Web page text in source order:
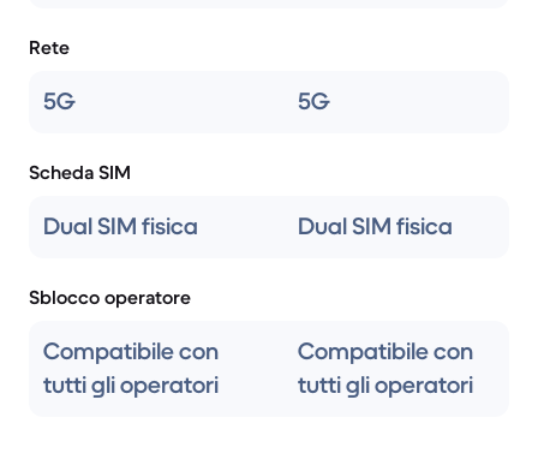
Rete
5G 5G
Scheda SIM
Dual SIM fisica Dual SIM fisica
Sblocco operatore
Compatibile con
tutti gli operatori
Compatibile con
tutti gli operatori